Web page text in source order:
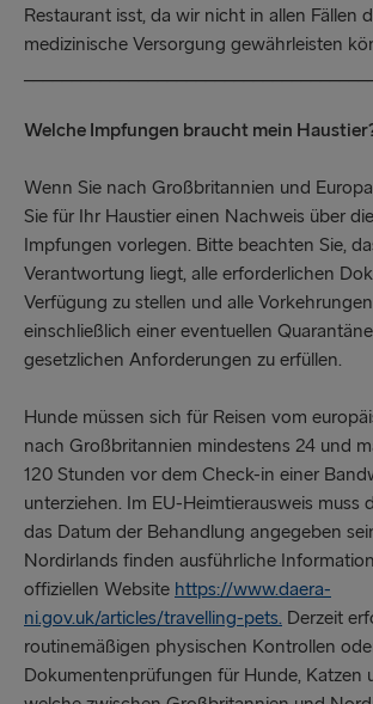
Restaurant isst, da wir nicht in allen Fällen
medizinische Versorgung gewährleisten
Welche Impfungen braucht mein
Wenn Sie nach Großbritannien und
Sie für Ihr Haustier einen Nachweis über
Impfungen vorlegen. Bitte beachten Sie,
Verantwortung liegt, alle erforderlichen
Verfügung zu stellen und alle
einschließlich einer eventuellen
gesetzlichen Anforderungen zu erfüllen.
Hunde müssen sich für Reisen vom
nach Großbritannien mindestens 24 und
120 Stunden vor dem Check-in einer
unterziehen. Im EU-Heimtierausweis muss
das Datum der Behandlung angegeben
Nordirlands finden ausführliche
offiziellen Website https://www.daera-
ni.gov.uk/articles/travelling-pets. Derzeit
routinemäßigen physischen Kontrollen
Dokumentenprüfungen für Hunde, Katzen